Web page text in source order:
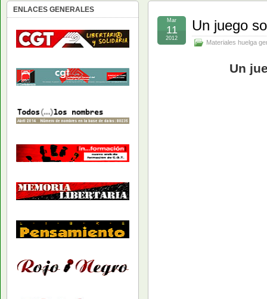
Un juego
Materiales huelga
Mar
11
2012
Un
ENLACES GENERALES